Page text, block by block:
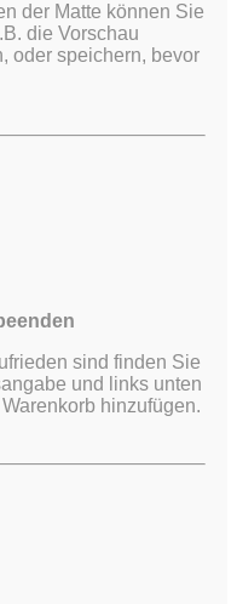
der Matte können Sie
die Vorschau
oder speichern, bevor
sind finden Sie
und links unten
hinzufügen.